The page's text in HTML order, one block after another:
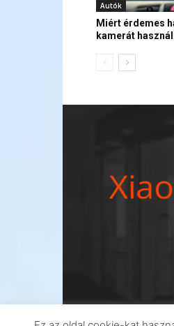
Autók
Miért érdemes
kamerát